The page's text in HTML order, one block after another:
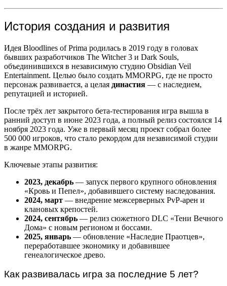
История создания и развития
Идея Bloodlines of Prima родилась в 2019 году в головах
бывших разработчиков The Witcher 3 и Dark Souls,
объединившихся в независимую студию Obsidian Veil
Entertainment. Целью было создать MMORPG, где не просто
персонаж развивается, а целая династия — с наследием,
репутацией и историей.
После трёх лет закрытого бета-тестирования игра вышла в
ранний доступ в июне 2023 года, а полный релиз состоялся 14
ноября 2023 года. Уже в первый месяц проект собрал более
500 000 игроков, что стало рекордом для независимой студии
в жанре MMORPG.
Ключевые этапы развития:
2023, декабрь — запуск первого крупного обновления
«Кровь и Пепел», добавившего систему наследования.
2024, март — внедрение межсерверных PvP-арен и
клановых крепостей.
2024, сентябрь — релиз сюжетного DLC «Тени Вечного
Дома» с новым регионом и боссами.
2025, январь — обновление «Наследие Праотцев»,
переработавшее экономику и добавившее
генеалогическое древо.
Как развивалась игра за последние 5 лет?